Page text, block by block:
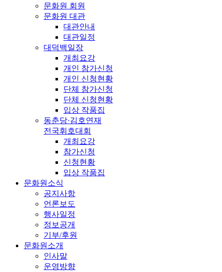
문화원 회원
문화원 대관
대관안내
대관일정
대덕백일장
개최요강
개인 참가신청
개인 신청현황
단체 참가신청
단체 신청현황
입상 작품집
동춘당·김호연재
전국휘호대회
개최요강
참가신청
신청현황
입상 작품집
문화원소식
공지사항
언론보도
행사일정
정보공개
기부/후원
문화원소개
인사말
운영방향